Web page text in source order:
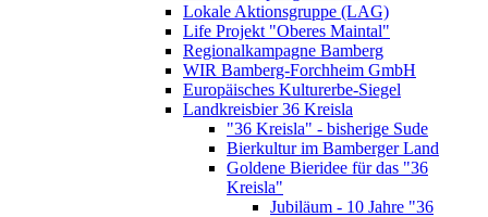
Lokale Aktionsgruppe (LAG)
Life Projekt "Oberes Maintal"
Regionalkampagne Bamberg
WIR Bamberg-Forchheim GmbH
Europäisches Kulturerbe-Siegel
Landkreisbier 36 Kreisla
"36 Kreisla" - bisherige Sude
Bierkultur im Bamberger Land
Goldene Bieridee für das "36
Kreisla"
Jubiläum - 10 Jahre "36